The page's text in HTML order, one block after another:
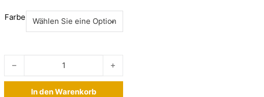
Farbe
Kofferraumschutz VW Arteon ab 2017- Menge
In den Warenkorb